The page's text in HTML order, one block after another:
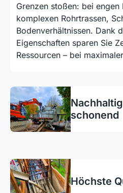
Grenzen stoßen: bei engen
komplexen Rohrtrassen,
Bodenverhältnissen. Dank
Eigenschaften sparen Sie
Ressourcen – bei
schonend
Höchste